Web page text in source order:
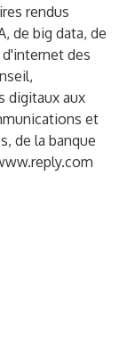
rendus
de big data, de
des
digitaux aux
et
de la banque